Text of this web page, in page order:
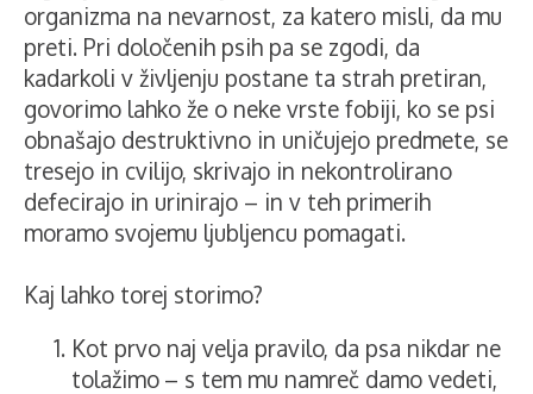
organizma na nevarnost, za katero misli, da mu
preti. Pri določenih psih pa se zgodi, da
kadarkoli v življenju postane ta strah pretiran,
govorimo lahko že o neke vrste fobiji, ko se psi
obnašajo destruktivno in uničujejo predmete, se
tresejo in cvilijo, skrivajo in nekontrolirano
defecirajo in urinirajo – in v teh primerih
moramo svojemu ljubljencu pomagati.
Kaj lahko torej storimo?
Kot prvo naj velja pravilo, da psa nikdar ne
tolažimo – s tem mu namreč damo vedeti,